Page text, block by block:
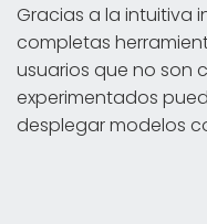
Gracias a la intuitiva
completas
usuarios que no son
experimentados
desplegar modelos